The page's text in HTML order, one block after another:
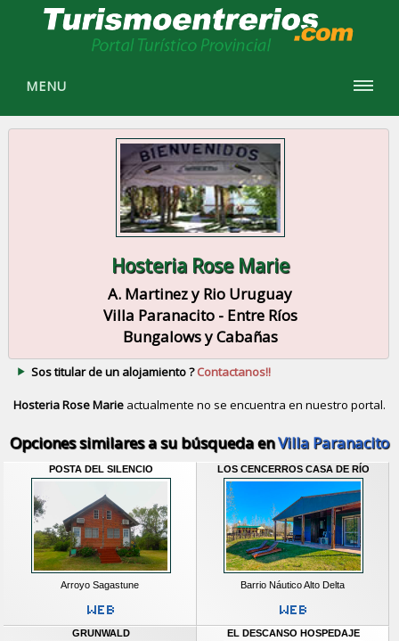
MENU
Hosteria Rose Marie
A. Martinez y Rio Uruguay
Villa Paranacito - Entre Ríos
Bungalows y Cabañas
Sos titular de un alojamiento ?Contactanos!!
Hosteria Rose Marieactualmente no se encuentra en nuestro portal.
Opciones similares a su búsqueda enVilla Paranacito
POSTA DEL SILENCIO
Arroyo Sagastune
LOS CENCERROS CASA DE RÍO
Barrio Náutico Alto Delta
GRUNWALD EL DESCANSO HOSPEDAJE